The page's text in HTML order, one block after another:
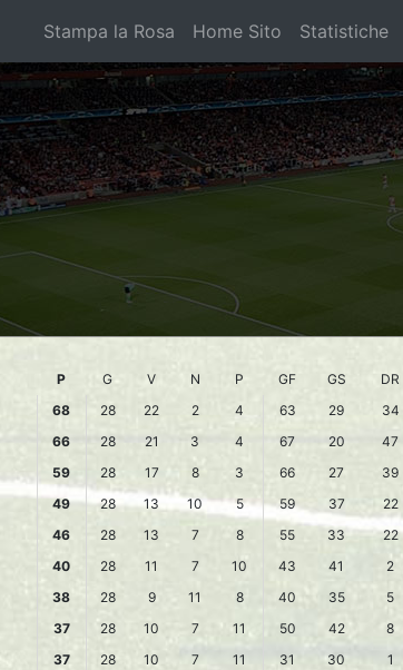
Stampa la Rosa Home Sito Statistiche
P G V N P GF GS
DR
68 28 22 2 4 63 29
34
66 28 21 3 4 67 20
47
59 28 17 8 3 66 27
39
49 28 13 10 5 59 37
22
46 28 13 7 8 55 33
22
40 28 11 7 10 43 41
2
38 28 9 11 8 40 35
5
37 28 10 7 11 50 42
8
37 28 10 7 11 31 30
1